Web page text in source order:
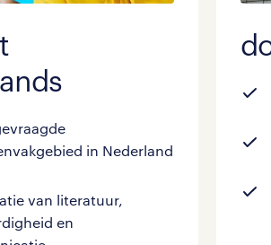
in Nederland
van literatuur,
en